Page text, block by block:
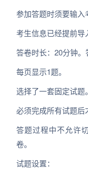
参加答题时须要输入
考生信息已经提前导
答卷时长：20分钟。
每页显示1题。
选择了一套固定试题
必须完成所有试题后
答题过程中不允许
卷。
试题设置：